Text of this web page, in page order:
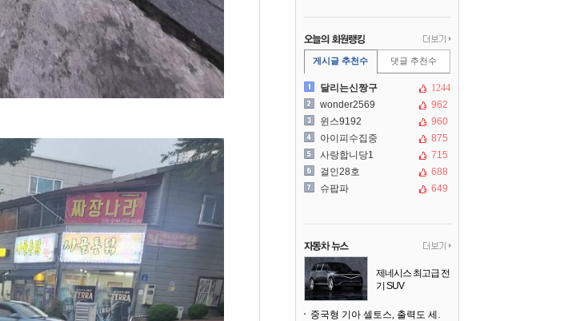
게시글 추천수 댓글 추천수
달리는신짱구
1244
wonder2569
962
윈스9192
960
아이피수집중
875
사랑합니당1
715
걸인28호
688
슈팝파
649
제네시스 최고급 전
기 SUV
중국형 기아 셀토스, 출력도 세지고 27인치 초대형 디스플레이까지